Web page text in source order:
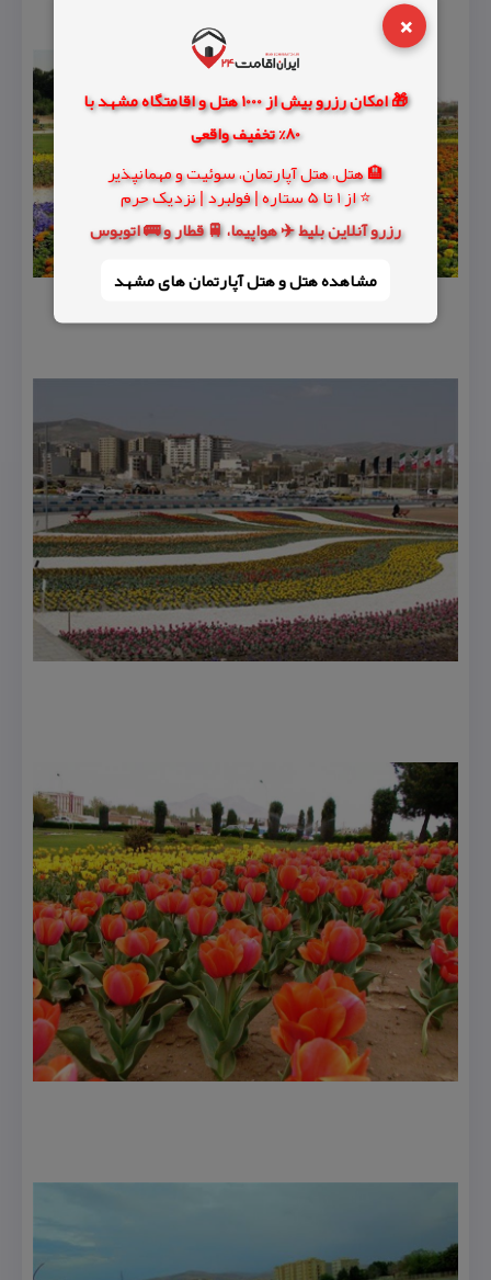
×
🎁 امکان رزرو بیش از 1000 هتل و اقامتگاه مشهد با
80% تخفیف واقعی
🏨 هتل، هتل آپارتمان، سوئیت و مهمانپذیر
⭐ از 1 تا 5 ستاره | فولبرد | نزدیک حرم
رزرو آنلاین بلیط ✈️ هواپیما، 🚆 قطار و 🚌 اتوبوس
مشاهده هتل و هتل‌ آپارتمان های مشهد